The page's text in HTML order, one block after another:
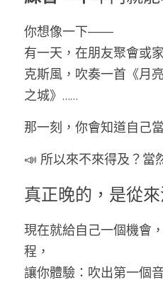
你想像一下——
有一天，在朋友聚會或
克斯風，吹奏一首《月
之城》……
那一刻，你會知道自己
📣 所以來不來得及？當
真正晚的，是從來
現在就給自己一個機會
程，
讓你體驗：吹出第一個